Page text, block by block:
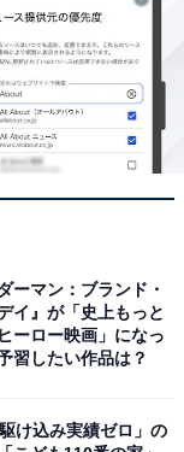
ーマン：ブランド・
イ』が「史上もっと
ーロー映画」になっ
習したい作品は？
け込み実績ゼロ」の